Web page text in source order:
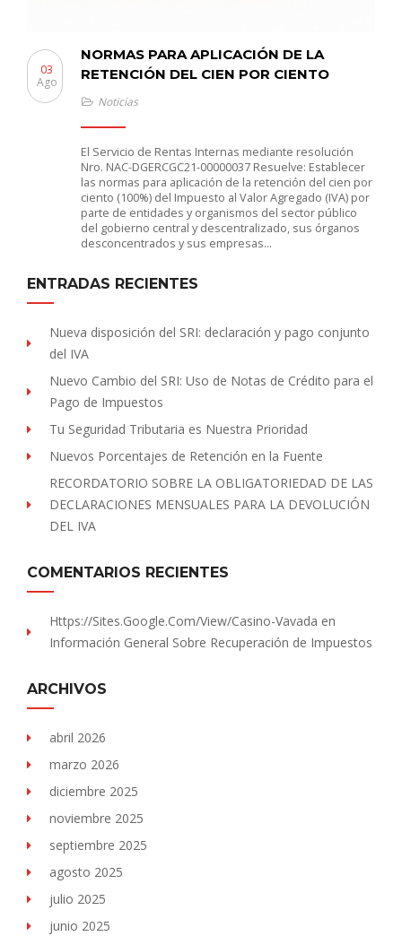
NORMAS PARA APLICACIÓN DE LA
RETENCIÓN DEL CIEN POR CIENTO
03
Ago
Noticias
El Servicio de Rentas Internas mediante resolución
Nro. NAC-DGERCGC21-00000037 Resuelve: Establecer
las normas para aplicación de la retención del cien por
ciento (100%) del Impuesto al Valor Agregado (IVA) por
parte de entidades y organismos del sector público
del gobierno central y descentralizado, sus órganos
desconcentrados y sus empresas…
ENTRADAS RECIENTES
Nueva disposición del SRI: declaración y pago conjunto
del IVA
Nuevo Cambio del SRI: Uso de Notas de Crédito para el
Pago de Impuestos
Tu Seguridad Tributaria es Nuestra Prioridad
Nuevos Porcentajes de Retención en la Fuente
RECORDATORIO SOBRE LA OBLIGATORIEDAD DE LAS
DECLARACIONES MENSUALES PARA LA DEVOLUCIÓN
DEL IVA
COMENTARIOS RECIENTES
Https://sites.Google.com/view/Casino-Vavada en
Información General Sobre Recuperación de Impuestos
ARCHIVOS
abril 2026
marzo 2026
diciembre 2025
noviembre 2025
septiembre 2025
agosto 2025
julio 2025
junio 2025